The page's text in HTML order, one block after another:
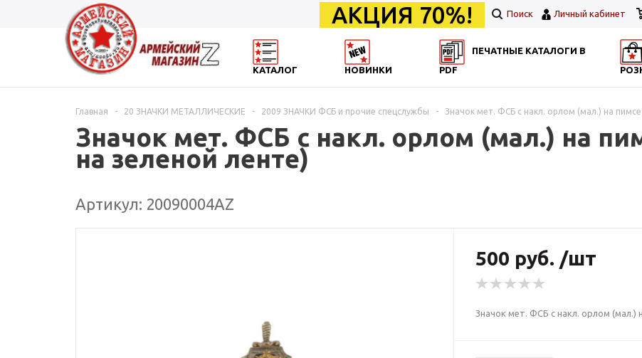
АКЦИЯ 70%! Поиск Личный кабинет
КАТАЛОГ НОВИНКИ
ПЕЧАТНЫЕ КАТАЛОГИ В
PDF
Главная - 20 ЗНАЧКИ МЕТАЛЛИЧЕСКИЕ - 2009 ЗНАЧКИ ФСБ и прочие спецслужбы - Значок мет. ФСБ с накл. орлом (мал.) на
Значок мет. ФСБ с накл. орлом (мал.) на
на зеленой ленте)
Артикул: 20090004АZ
500 руб. /шт
Значок мет. ФСБ с накл. орлом (мал.)